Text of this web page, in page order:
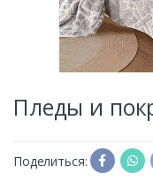
Пледы и
Поделиться: